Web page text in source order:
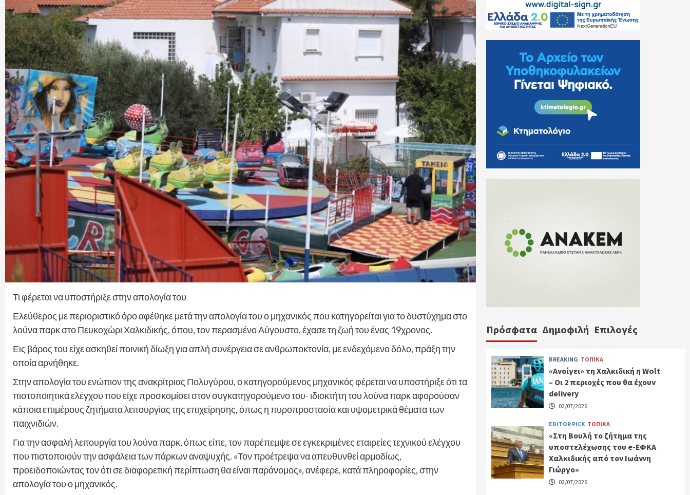
Τι φέρεται να υποστήριξε στην απολογία του
Ελεύθερος με περιοριστικό όρο αφέθηκε μετά την απολογία του ο μηχανικός που κατηγορείται για το δυστύχημα στο
λούνα παρκ στο Πευκοχώρι Χαλκιδικής, όπου, τον περασμένο Αύγουστο, έχασε τη ζωή του ένας 19χρονος.
Εις βάρος του είχε ασκηθεί ποινική δίωξη για απλή συνέργεια σε ανθρωποκτονία, με ενδεχόμενο δόλο, πράξη την
οποία αρνήθηκε.
Στην απολογία του ενώπιον της ανακρίτριας Πολυγύρου, ο κατηγορούμενος μηχανικός φέρεται να υποστήριξε ότι τα
πιστοποιητικά ελέγχου που είχε προσκομίσει στον συγκατηγορούμενο του- ιδιοκτήτη του λούνα παρκ αφορούσαν
κάποια επιμέρους ζητήματα λειτουργίας της επιχείρησης, όπως η πυροπροστασία και υψομετρικά θέματα των
παιχνιδιών.
Για την ασφαλή λειτουργία του λούνα παρκ, όπως είπε, τον παρέπεμψε σε εγκεκριμένες εταιρείες τεχνικού ελέγχου
που πιστοποιούν την ασφάλεια των πάρκων αναψυχής. «Τον προέτρεψα να απευθυνθεί αρμοδίως,
προειδοποιώντας τον ότι σε διαφορετική περίπτωση θα είναι παράνομος», ανέφερε, κατά πληροφορίες, στην
απολογία του ο μηχανικός.
Πρόσφατα Δημοφιλή Επιλογές
BREAKING ΤΟΠΙΚΑ
«Ανοίγει» τη Χαλκιδική η Wolt
– Οι 2 περιοχές που θα έχουν
delivery
02/07/2026
EDITOR PICK ΤΟΠΙΚΑ
«Στη Βουλή το ζήτημα της
υποστελέχωσης του e-ΕΦΚΑ
Χαλκιδικής από τον Ιωάννη
Γιώργο»
02/07/2026